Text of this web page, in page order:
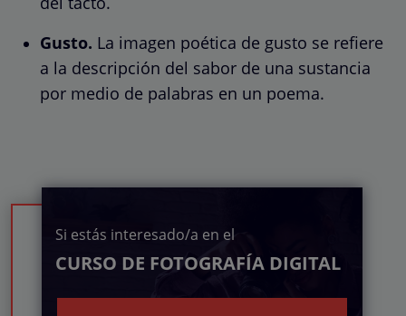
Gusto. La imagen poética de gusto se refiere
a la descripción del sabor de una sustancia
por medio de palabras en un poema.
Si estás interesado/a en el
CURSO DE FOTOGRAFÍA DIGITAL